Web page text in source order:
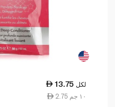
13.75 لكل
2.75 ١٠ جم